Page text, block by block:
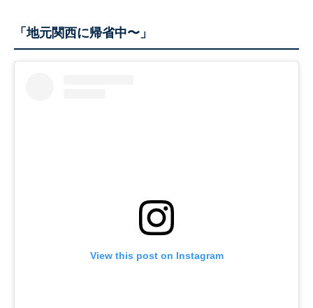
「地元関西に帰省中〜」
View this post on Instagram